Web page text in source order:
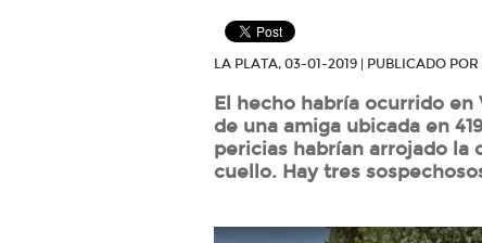
LA PLATA, 03-01-2019 | PUBLICADO
El hecho habría ocurrido en
de una amiga ubicada en
pericias habrían arrojado la
cuello. Hay tres